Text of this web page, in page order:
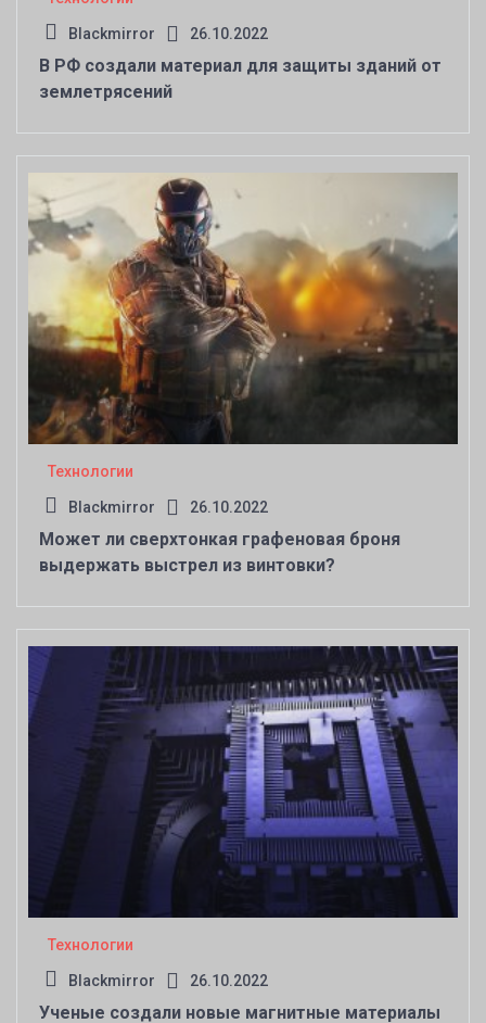
Blackmirror 26.10.2022
В РФ создали материал для защиты зданий от
землетрясений
Технологии
Blackmirror 26.10.2022
Может ли сверхтонкая графеновая броня
выдержать выстрел из винтовки?
Технологии
Blackmirror 26.10.2022
Ученые создали новые магнитные материалы